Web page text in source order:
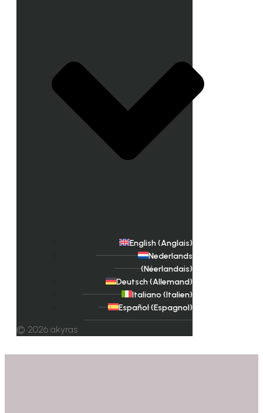
English(Anglais)
Nederlands
(Néerlandais)
Deutsch(Allemand)
Italiano(Italien)
Español(Espagnol)
© 2026 akyras